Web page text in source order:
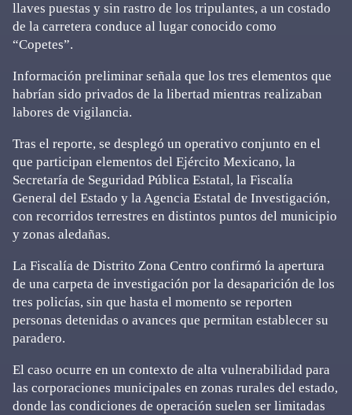
llaves puestas y sin rastro de los tripulantes, a un costado
de la carretera conduce al lugar conocido como
“Copetes”.
Información preliminar señala que los tres elementos que
habrían sido privados de la libertad mientras realizaban
labores de vigilancia.
Tras el reporte, se desplegó un operativo conjunto en el
que participan elementos del Ejército Mexicano, la
Secretaría de Seguridad Pública Estatal, la Fiscalía
General del Estado y la Agencia Estatal de Investigación,
con recorridos terrestres en distintos puntos del municipio
y zonas aledañas.
La Fiscalía de Distrito Zona Centro confirmó la apertura
de una carpeta de investigación por la desaparición de los
tres policías, sin que hasta el momento se reporten
personas detenidas o avances que permitan establecer su
paradero.
El caso ocurre en un contexto de alta vulnerabilidad para
las corporaciones municipales en zonas rurales del estado,
donde las condiciones de operación suelen ser limitadas